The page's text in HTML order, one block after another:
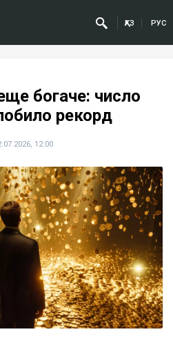
ҚАЗ РУС
богаче: число
рекорд
12:00